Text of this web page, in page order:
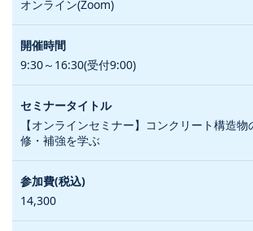
オンライン(Zoom)
9:30～16:30(受付9:00)
【オンラインセミナー】コンクリート構造
修・補強を学ぶ
14,300